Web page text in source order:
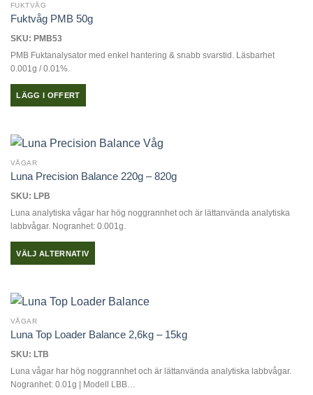
flera
De
olika
alternativen
kan
FUKTVÅG
Fuktvåg PMB 50g
SKU: PMB53
PMB Fuktanalysator med enkel hantering & snabb svarstid. Läsbarhet
0.001g / 0.01%.
LÄGG I OFFERT
VÅGAR
Luna Precision Balance 220g – 820g
SKU: LPB
Luna analytiska vågar har hög noggrannhet och är lättanvända analytiska
labbvågar. Nogranhet: 0.001g.
VÄLJ ALTERNATIV
produkten
har
flera
De
olika
alternativen
VÅGAR
Luna Top Loader Balance 2,6kg – 15kg
SKU: LTB
Luna vågar har hög noggrannhet och är lättanvända analytiska labbvågar.
Nogranhet: 0.01g | Modell LBB…